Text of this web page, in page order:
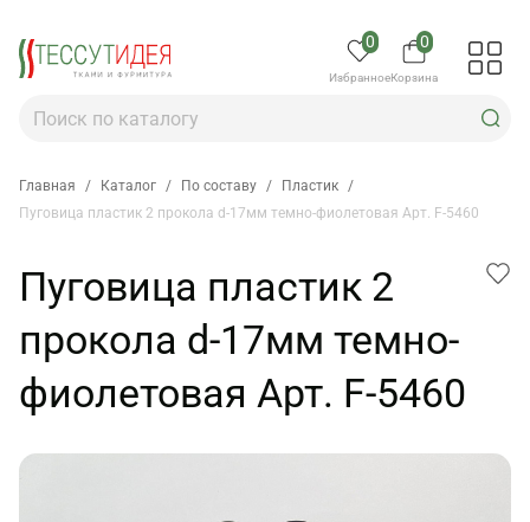
0
Избранное
0
Корзина
Главная / Каталог / По составу / Пластик /
Пуговица пластик 2 прокола d-17мм темно-фиолетовая Арт. F-5460
Пуговица пластик 2
прокола d-17мм темно-
фиолетовая Арт. F-5460